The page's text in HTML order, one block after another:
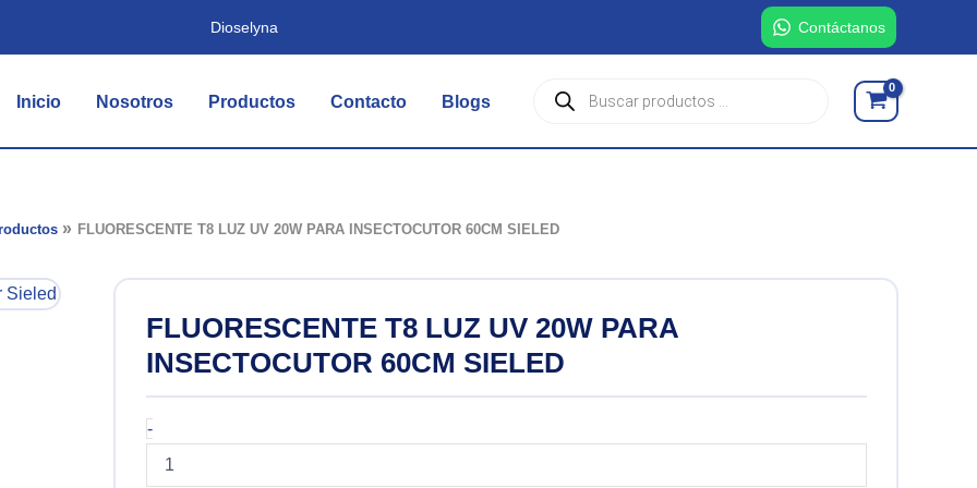
Dioselyna Contáctanos
Inicio Nosotros Productos Contacto Blogs
Búsqueda
FLUORESCENTE T8 LUZ UV 20W PARA INSECTOCUTOR 60CM SIELED
FLUORESCENTE T8 LUZ UV 20W PARA
INSECTOCUTOR 60CM SIELED
-FLUORESCENTE
T8
LUZ